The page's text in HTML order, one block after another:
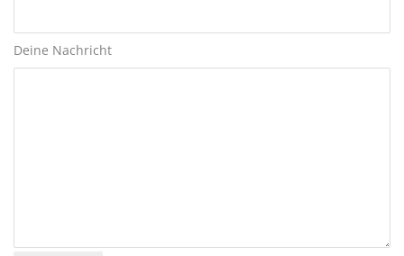
Deine Nachricht